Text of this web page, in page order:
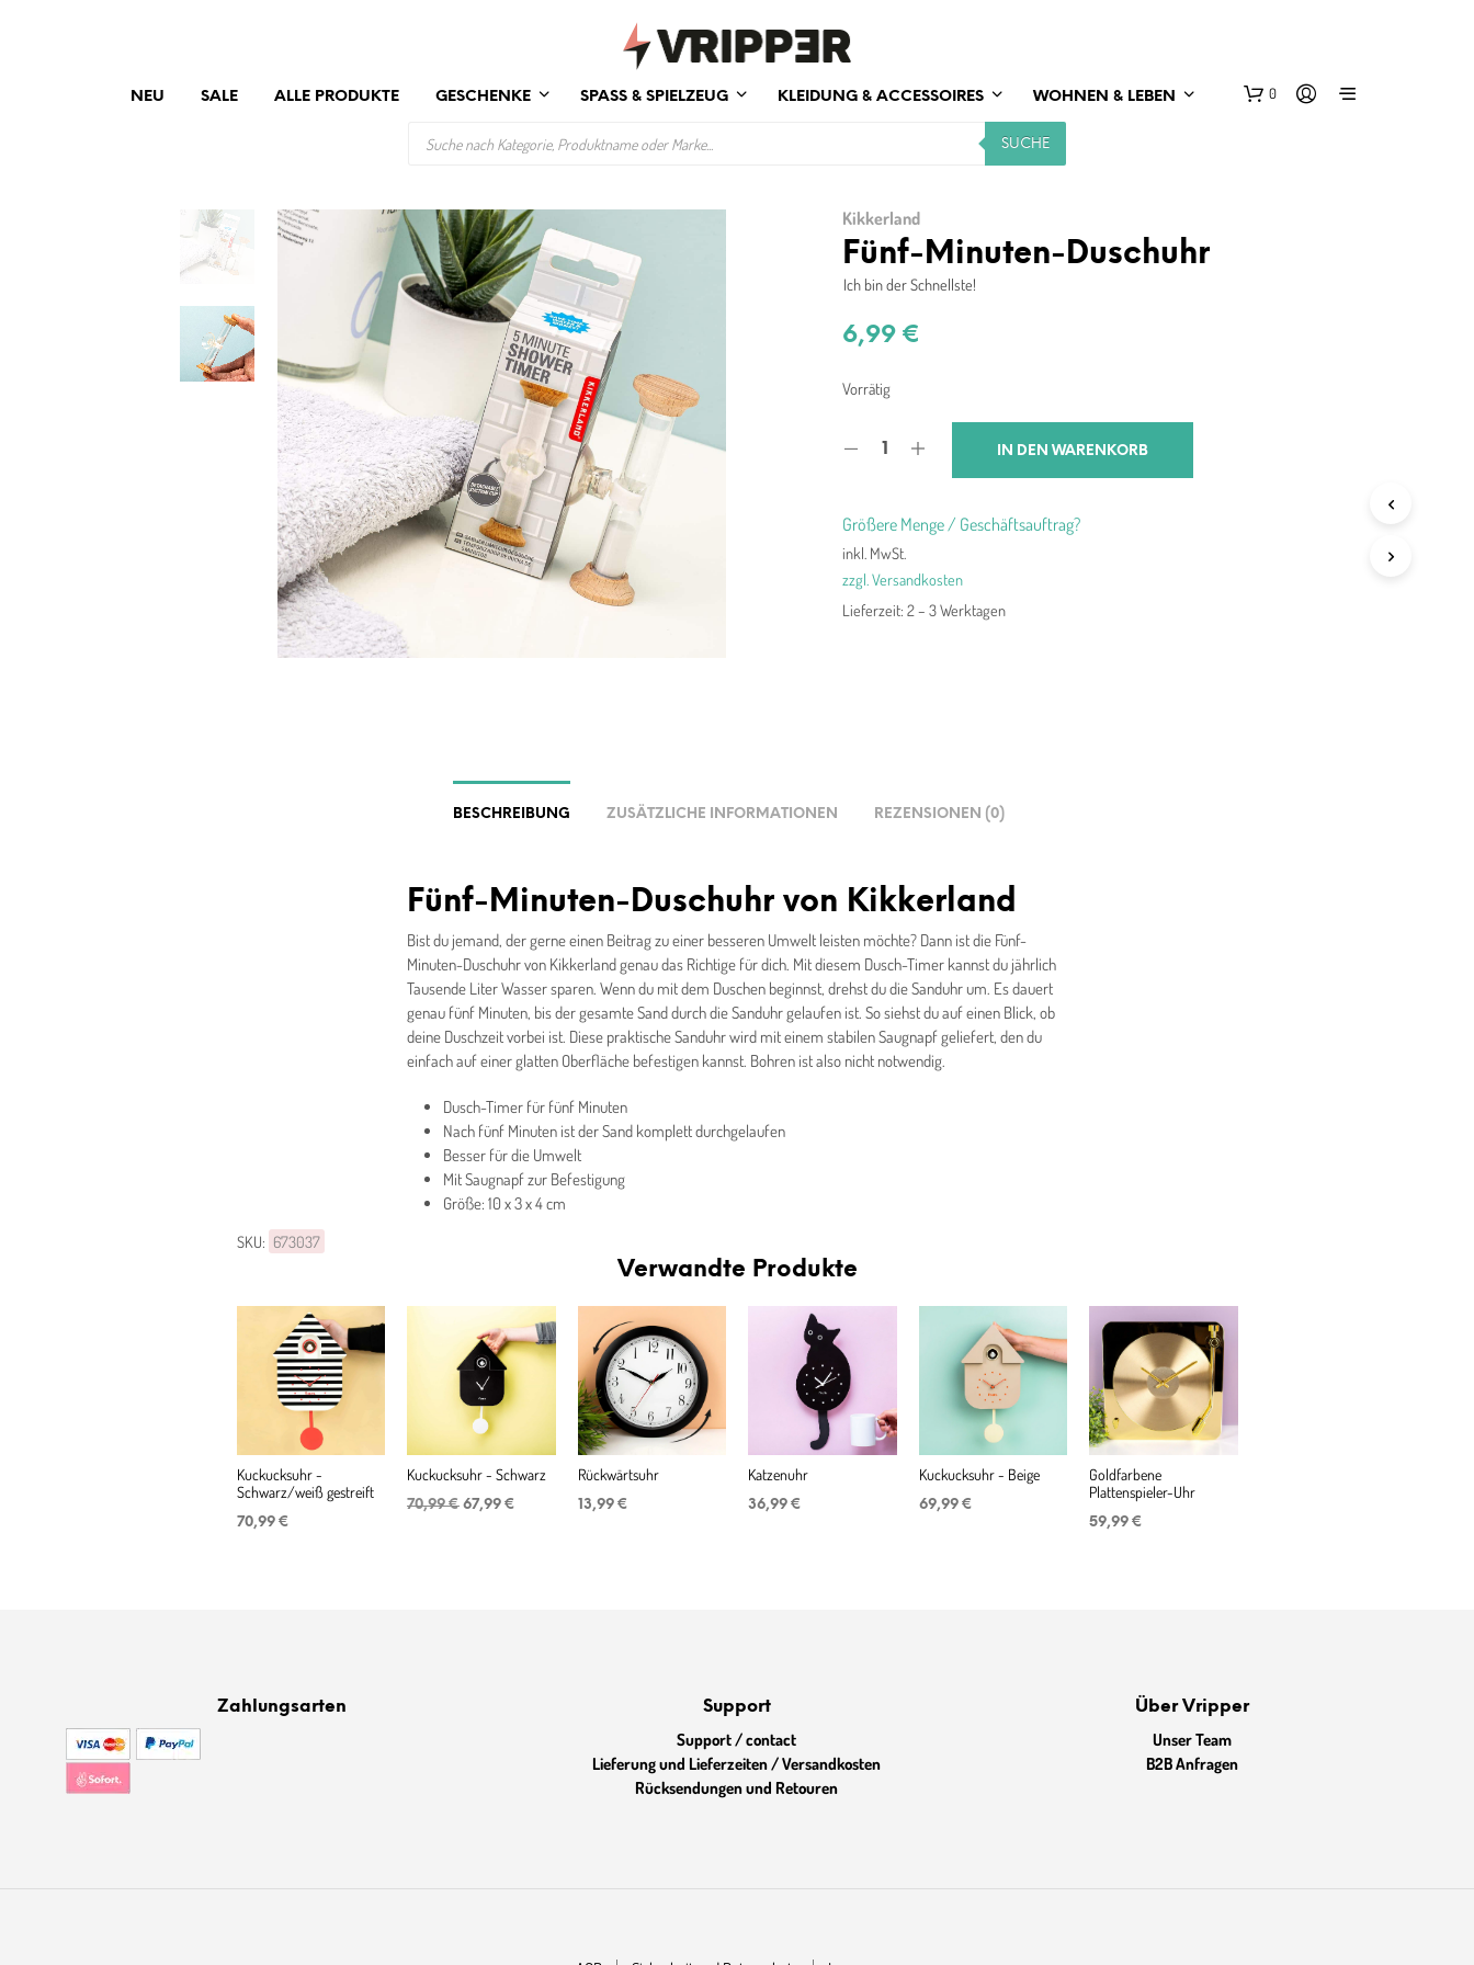
NEU SALE ALLE PRODUKTE GESCHENKE SPASS & SPIELZEUG KLEIDUNG & ACCESSOIRES WOHNEN & LEBEN 0
SUCHE
Kikkerland
Fünf-Minuten-Duschuhr
Ich bin der Schnellste!
6,99€
Vorrätig
IN DEN WARENKORB
Größere Menge / Geschäftsauftrag?
inkl. MwSt.
zzgl. Versandkosten
Lieferzeit:2 – 3 Werktagen
BESCHREIBUNG ZUSÄTZLICHE INFORMATIONEN REZENSIONEN (0)
Fünf-Minuten-Duschuhr von Kikkerland
Bist du jemand, der gerne einen Beitrag zu einer besseren Umwelt leisten möchte? Dann ist die Fünf-
Minuten-Duschuhr von Kikkerland genau das Richtige für dich. Mit diesem Dusch-Timer kannst du jährlich
Tausende Liter Wasser sparen. Wenn du mit dem Duschen beginnst, drehst du die Sanduhr um. Es dauert
genau fünf Minuten, bis der gesamte Sand durch die Sanduhr gelaufen ist. So siehst du auf einen Blick, ob
deine Duschzeit vorbei ist. Diese praktische Sanduhr wird mit einem stabilen Saugnapf geliefert, den du
einfach auf einer glatten Oberfläche befestigen kannst. Bohren ist also nicht notwendig.
Dusch-Timer für fünf Minuten
Nach fünf Minuten ist der Sand komplett durchgelaufen
Besser für die Umwelt
Mit Saugnapf zur Befestigung
Größe: 10 x 3 x 4 cm
SKU: 673037
Verwandte Produkte
Kuckucksuhr -
Schwarz/weiß gestreift
70,99 €
Kuckucksuhr - Schwarz
70,99€ Ursprünglicher
67,99 € Aktueller
Rückwärtsuhr
13,99 €
Katzenuhr
36,99 €
Kuckucksuhr - Beige
69,99 €
Goldfarbene
Plattenspieler-Uhr
59,99 €
Zahlungsarten Support
Support / contact
Lieferung und Lieferzeiten / Versandkosten
Rücksendungen und Retouren
Über Vripper
Unser Team
B2B Anfragen